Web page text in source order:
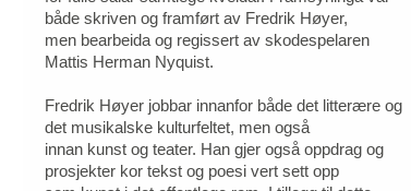
både skriven og framført av Fredrik Høyer,
men bearbeida og regissert av skodespelaren
Mattis Herman Nyquist.
Fredrik Høyer jobbar innanfor både det litterære og
det musikalske kulturfeltet, men også
innan kunst og teater. Han gjer også oppdrag og
prosjekter kor tekst og poesi vert sett opp